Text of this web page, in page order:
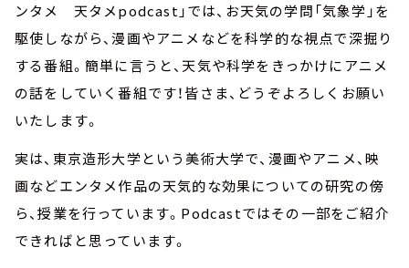
ンタメ 天タメpodcast」では、お天気の学問「気象学」を
駆使しながら、漫画やアニメなどを科学的な視点で深掘り
する番組。簡単に言うと、天気や科学をきっかけにアニメ
の話をしていく番組です！皆さま、どうぞよろしくお願い
いたします。
実は、東京造形大学という美術大学で、漫画やアニメ、映
画などエンタメ作品の天気的な効果についての研究の傍
ら、授業を行っています。Podcastではその一部をご紹介
できればと思っています。